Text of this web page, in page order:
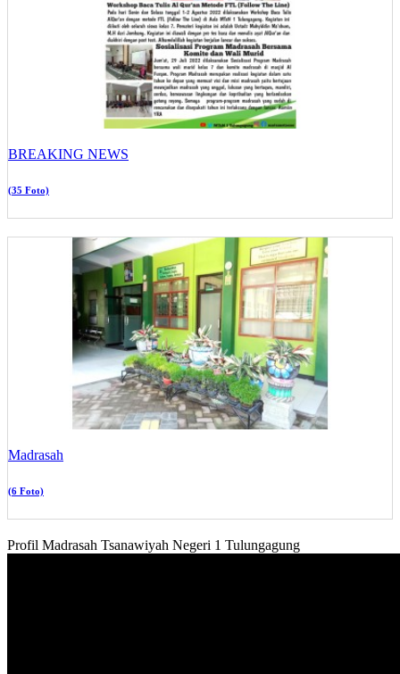
BREAKING NEWS
(35 Foto)
Madrasah
(6 Foto)
Profil Madrasah Tsanawiyah Negeri 1 Tulungagung